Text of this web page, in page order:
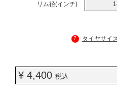
リム径(インチ)
? タイヤサイ
¥ 4,400 税込